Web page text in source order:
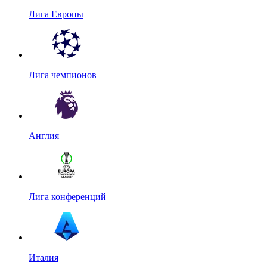
Лига Европы
Лига чемпионов
Англия
Лига конференций
Италия